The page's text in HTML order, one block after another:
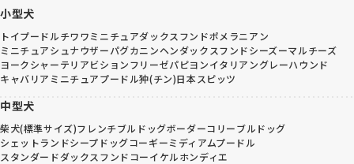
小型犬
トイプードルチワワミニチュアダックスフンドポメラニアン
ミニチュアシュナウザーパグカニンヘンダックスフンドシーズーマルチーズ
ヨークシャーテリアビションフリーゼパピヨンイタリアングレーハウンド
キャバリア ミニチュアプードル狆(チン)日本スピッツ
中型犬
柴犬(標準サイズ)フレンチブルドッグボーダーコリーブルドッグ
シェットランドシープドッグコーギーミディアムプードル
スタンダードダックスフンドコーイケルホンディエ